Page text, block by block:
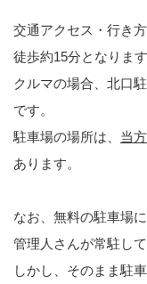
交通アクセス・行き
徒歩約15分となります
クルマの場合、北口
です。
駐車場の場所は、 当
あります。
なお、無料の駐車場
管理人さんが常駐して
しかし、そのまま駐